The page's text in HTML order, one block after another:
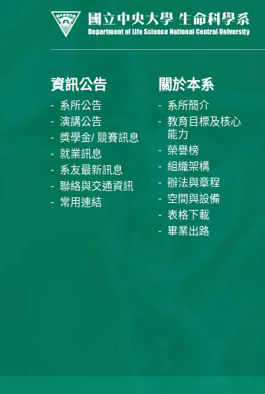
資訊公告
系所公告
演講公告
獎學金/ 競賽訊息
就業訊息
系友最新訊息
聯絡與交通資訊
常用連結
關於本系
系所簡介
教育目標及核心
能力
榮譽榜
組織架構
辦法與章程
空間與設備
表格下載
畢業出路